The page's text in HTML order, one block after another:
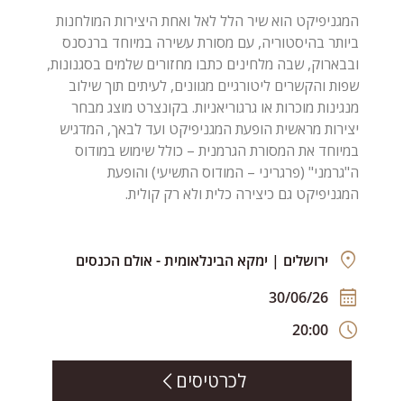
המגניפיקט הוא שיר הלל לאל ואחת היצירות המולחנות
ביותר בהיסטוריה, עם מסורת עשירה במיוחד ברנסנס
ובבארוק, שבה מלחינים כתבו מחזורים שלמים בסגנונות,
שפות והקשרים ליטורגיים מגוונים, לעיתים תוך שילוב
מנגינות מוכרות או גרגוריאניות. בקונצרט מוצג מבחר
יצירות מראשית הופעת המגניפיקט ועד לבאך, המדגיש
במיוחד את המסורת הגרמנית – כולל שימוש במודוס
ה"גרמני" (פרגריני – המודוס התשיעי) והופעת
המגניפיקט גם כיצירה כלית ולא רק קולית.
ירושלים | ימקא הבינלאומית - אולם הכנסים
30/06/26
20:00
לכרטיסים